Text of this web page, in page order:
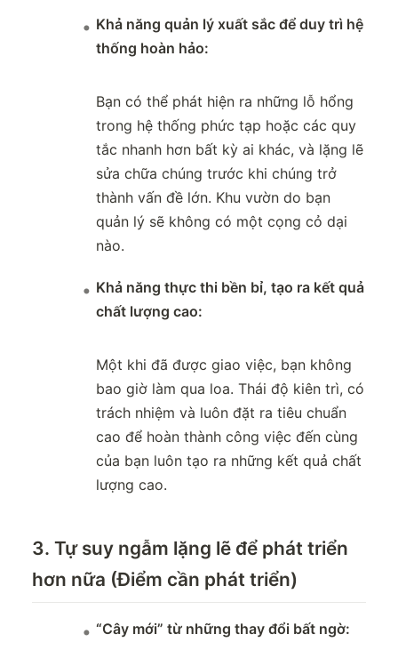
Khả năng quản lý xuất sắc để duy trì hệ
thống hoàn hảo:
Bạn có thể phát hiện ra những lỗ hổng
trong hệ thống phức tạp hoặc các quy
tắc nhanh hơn bất kỳ ai khác, và lặng lẽ
sửa chữa chúng trước khi chúng trở
thành vấn đề lớn. Khu vườn do bạn
quản lý sẽ không có một cọng cỏ dại
nào.
Khả năng thực thi bền bỉ, tạo ra kết quả
chất lượng cao:
Một khi đã được giao việc, bạn không
bao giờ làm qua loa. Thái độ kiên trì, có
trách nhiệm và luôn đặt ra tiêu chuẩn
cao để hoàn thành công việc đến cùng
của bạn luôn tạo ra những kết quả chất
lượng cao.
3. Tự suy ngẫm lặng lẽ để phát triển
hơn nữa (Điểm cần phát triển)
“Cây mới” từ những thay đổi bất ngờ: